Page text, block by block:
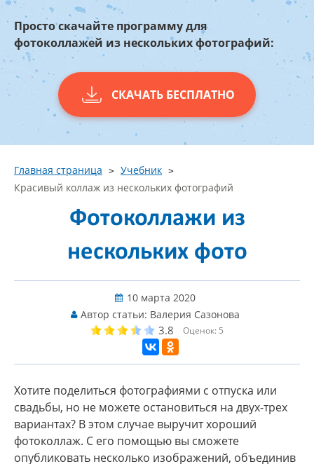
Просто скачайте программу для
фотоколлажей из нескольких фотографий:
СКАЧАТЬ БЕСПЛАТНО
Главная страница
Учебник
Красивый коллаж из нескольких фотографий
Фотоколлажи из
нескольких фото
10 марта 2020
Автор статьи: Валерия Сазонова
3.8 Оценок: 5
Хотите поделиться фотографиями с отпуска или
свадьбы, но не можете остановиться на двух-трех
вариантах? В этом случае выручит хороший
фотоколлаж. С его помощью вы сможете
опубликовать несколько изображений, объединив